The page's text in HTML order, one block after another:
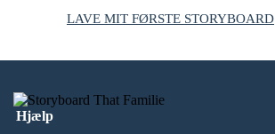
LAVE MIT FØRSTE STORYBOARD
Hjælp